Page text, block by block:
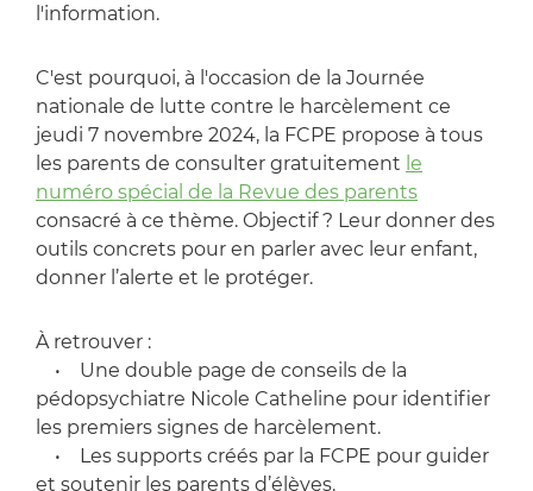
l'information.
C'est pourquoi, à l'occasion de la Journée
nationale de lutte contre le harcèlement ce
jeudi 7 novembre 2024, la FCPE propose à tous
les parents de consulter gratuitement le
numéro spécial de la Revue des parents
consacré à ce thème. Objectif ? Leur donner des
outils concrets pour en parler avec leur enfant,
donner l’alerte et le protéger.
À retrouver :
• Une double page de conseils de la
pédopsychiatre Nicole Catheline pour identifier
les premiers signes de harcèlement.
• Les supports créés par la FCPE pour guider
et soutenir les parents d’élèves.